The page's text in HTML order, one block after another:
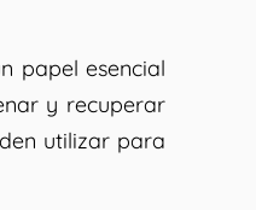
papel esencial
y recuperar
utilizar para